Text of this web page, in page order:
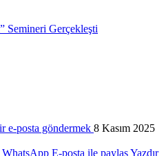
Semineri Gerçekleşti
e-posta göndermek 8 Kasım 2025
WhatsApp E-posta ile paylaşYazdır